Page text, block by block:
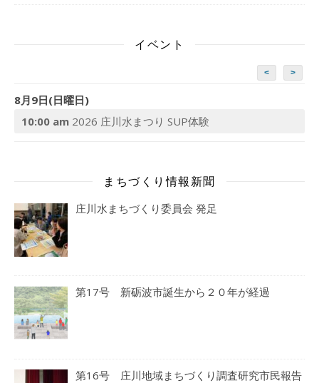
イベント
< >
8月9日(日曜日)
10:00 am 2026 庄川水まつり SUP体験
まちづくり情報新聞
庄川水まちづくり委員会 発足
第17号 新砺波市誕生から２０年が経過
第16号 庄川地域まちづくり調査研究市民報告